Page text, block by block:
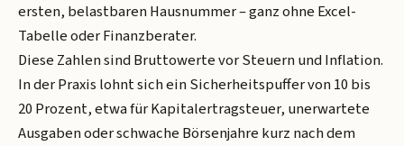
ersten, belastbaren Hausnummer – ganz ohne Excel-
Tabelle oder Finanzberater.
Diese Zahlen sind Bruttowerte vor Steuern und Inflation.
In der Praxis lohnt sich ein Sicherheitspuffer von 10 bis
20 Prozent, etwa für Kapitalertragsteuer, unerwartete
Ausgaben oder schwache Börsenjahre kurz nach dem